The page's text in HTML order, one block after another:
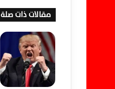
مقالات ذات صلة